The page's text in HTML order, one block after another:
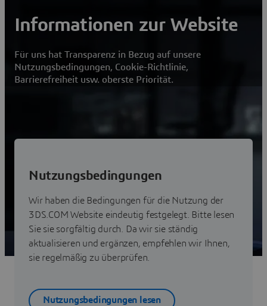
Informationen zur Website
Für uns hat Transparenz in Bezug auf unsere
Nutzungsbedingungen, Cookie-Richtlinie,
Barrierefreiheit usw. oberste Priorität.
Nutzungsbedingungen
Wir haben die Bedingungen für die Nutzung der
3DS.COM Website eindeutig festgelegt. Bitte lesen
Sie sie sorgfältig durch. Da wir sie ständig
aktualisieren und ergänzen, empfehlen wir Ihnen,
sie regelmäßig zu überprüfen.
Nutzungsbedingungen lesen